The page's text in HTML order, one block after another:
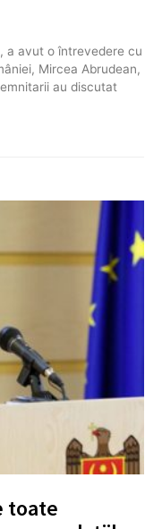
a avut o întrevedere cu
Mircea Abrudean,
au discutat
toate